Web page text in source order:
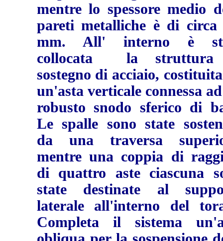
mentre lo spessore medio
pareti metalliche è di circa
mm. All' interno è
collocata la
sostegno di acciaio,
un'asta verticale connessa
robusto snodo sferico di
Le spalle sono state
da una traversa
mentre una coppia di
di quattro aste ciascuna
state destinate al
laterale all'interno del
Completa il sistema